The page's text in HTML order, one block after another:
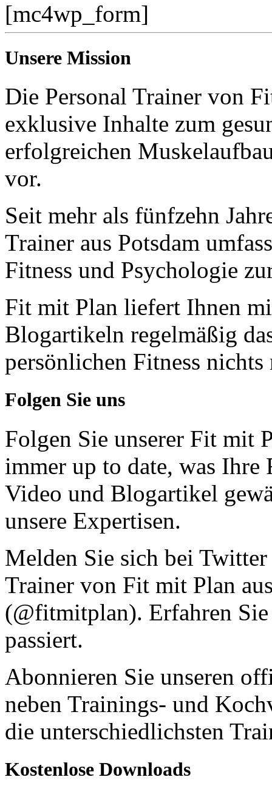
[mc4wp_form]
Unsere Mission
Die Personal Trainer von
exklusive Inhalte zum
erfolgreichen
vor.
Seit mehr als fünfzehn
Trainer aus Potsdam
Fitness und Psychologie
Fit mit Plan liefert Ihnen
Blogartikeln regelmäßig
persönlichen Fitness nichts
Folgen Sie uns
Folgen Sie unserer Fit mit
immer up to date, was Ihre
Video und Blogartikel
unsere Expertisen.
Melden Sie sich bei
Trainer von Fit mit Plan
(@fitmitplan). Erfahren
passiert.
Abonnieren Sie unseren
neben Trainings- und
die unterschiedlichsten
Kostenlose Downloads